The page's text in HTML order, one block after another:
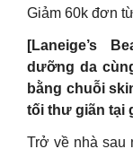
Giảm 60k đơn
[Laneige’s
dưỡng da
bằng chuỗi
tối thư giãn tại
Trở về nhà sau